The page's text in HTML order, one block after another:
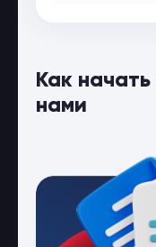
Как
нами